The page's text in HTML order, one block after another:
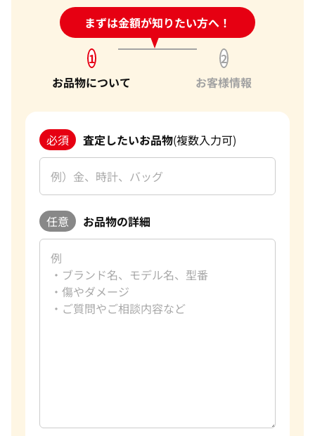
まずは金額が知りたい方へ！
24時間受付中!問い合わせフォーム
1
お品物について
2
お客様情報
必須 査定したいお品物(複数入力可)
任意 お品物の詳細